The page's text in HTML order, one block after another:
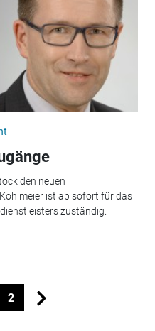
den neuen
ist ab sofort für das
zuständig.
2